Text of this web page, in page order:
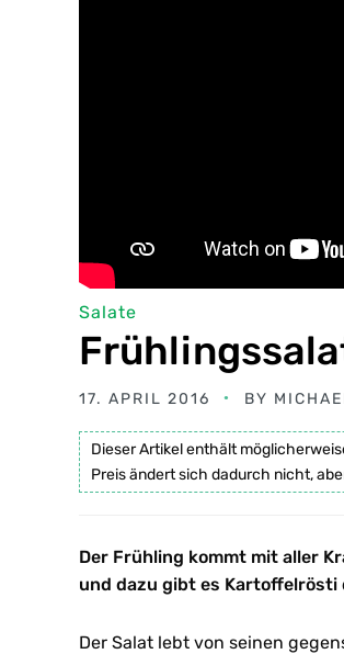
Salate
17. APRIL 2016 BY
Dieser Artikel enthält
Preis ändert sich dadurch nicht,
Der Frühling kommt mit aller
und dazu gibt es Kartoffelrösti
Der Salat lebt von seinen